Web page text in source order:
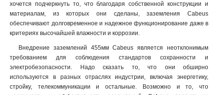
хочется подчеркнуть то, что благодаря собственной конструкции и
материалам, из которых они сделаны, заземления Cabeus
обеспечивают долговременное и надежное функционирование даже в
критериях высочайшей влажности и коррозии.
Внедрение заземлений 455мм Cabeus является неотклонимым
требованием для соблюдения стандартов сохранности и
электробезопасности. Надо сказать то, что они обширно
используются в разных отраслях индустрии, включая энергетику,
стройку, телекоммуникации и остальные. Возможно и то, что